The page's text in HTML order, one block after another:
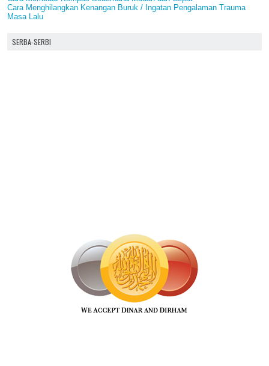
Cara Menghilangkan Kenangan Buruk / Ingatan Pengalaman Trauma
Masa Lalu
SERBA-SERBI